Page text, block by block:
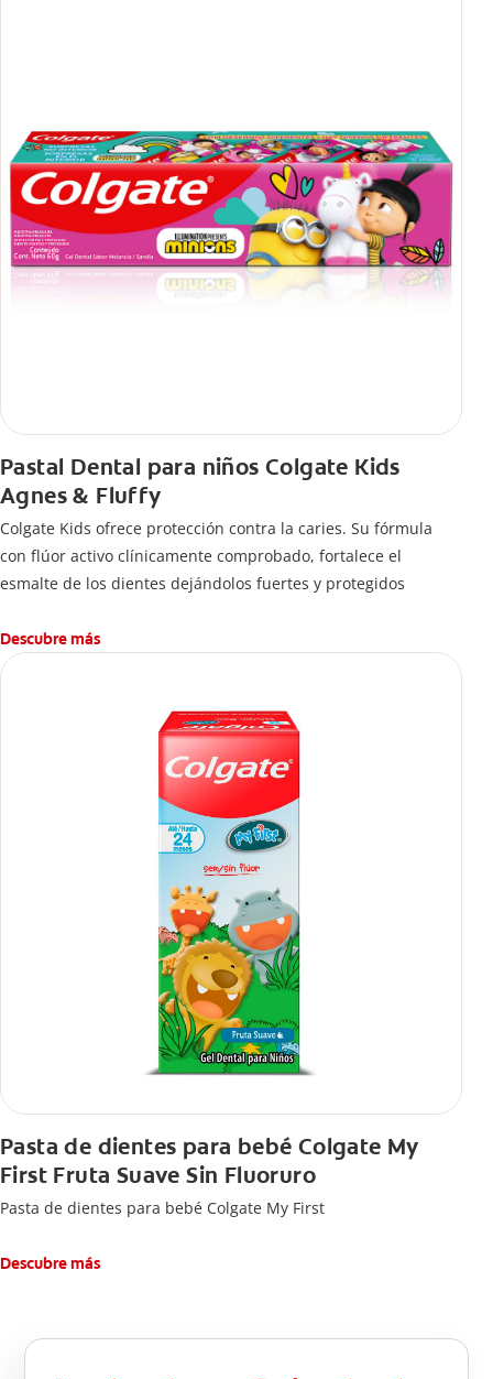
Pastal Dental para niños Colgate Kids
Agnes & Fluffy
Colgate Kids ofrece protección contra la caries. Su fórmula
con flúor activo clínicamente comprobado, fortalece el
esmalte de los dientes dejándolos fuertes y protegidos
Descubre más
Pasta de dientes para bebé Colgate My
First Fruta Suave Sin Fluoruro
Pasta de dientes para bebé Colgate My First
Descubre más